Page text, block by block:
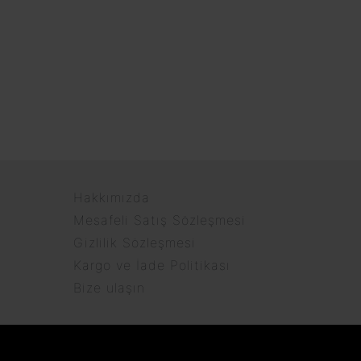
Hakkımızda
Mesafeli Satış Sözleşmesi
Gizlilik Sözleşmesi
Kargo ve İade Politikası
Bize ulaşın